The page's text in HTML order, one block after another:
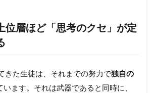
層ほど「思考のクセ」が定
きた生徒は、それまでの努力で独自の
います。それは武器であると同時に、